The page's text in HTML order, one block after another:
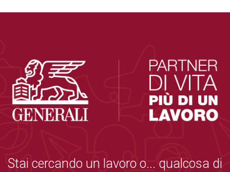
Stai cercando un lavoro o... qualcosa di